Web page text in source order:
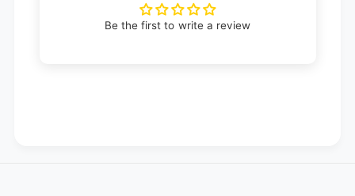
Be the first to write a review